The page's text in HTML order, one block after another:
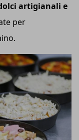
artigianali e
per